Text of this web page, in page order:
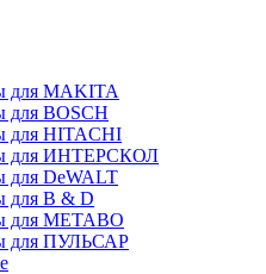
для MAKITA
для BOSCH
для HITACHI
для ИНТЕРСКОЛ
для DeWALT
для B & D
для METABO
для ПУЛЬСАР